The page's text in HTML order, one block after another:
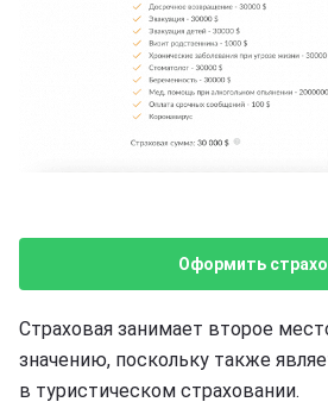
Оформить
Страховая занимает второе
значению, поскольку также
в туристическом страховании.